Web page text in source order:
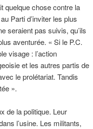
quelque chose contre la
Parti d’inviter les plus
seraient pas suivis, qu’ils
aventurée. « Si le P.C.
visage : l’action
et les autres partis de
le prolétariat. Tandis
».
de la politique. Leur
l’usine. Les militants,